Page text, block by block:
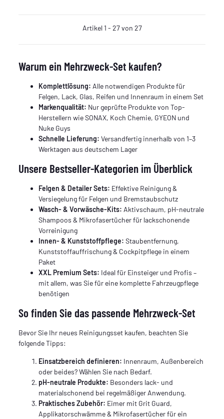
Artikel 1 - 27 von 27
Warum ein Mehrzweck-Set kaufen?
Komplettlösung: Alle notwendigen Produkte für
Felgen, Lack, Glas, Reifen und Innenraum in einem Set
Markenqualität: Nur geprüfte Produkte von Top-
Herstellern wie SONAX, Koch Chemie, GYEON und
Nuke Guys
Schnelle Lieferung: Versandfertig innerhalb von 1–3
Werktagen aus deutschem Lager
Unsere Bestseller-Kategorien im Überblick
Felgen & Detailer Sets: Effektive Reinigung &
Versiegelung für Felgen und Bremstaubschutz
Wasch- & Vorwäsche-Kits: Aktivschaum, pH-neutrale
Shampoos & Mikrofasertücher für lackschonende
Vorreinigung
Innen- & Kunststoffpflege: Staubentfernung,
Kunststoffauffrischung & Cockpitpflege in einem
Paket
XXL Premium Sets: Ideal für Einsteiger und Profis –
mit allem, was Sie für eine komplette Fahrzeugpflege
benötigen
So finden Sie das passende Mehrzweck-Set
Bevor Sie Ihr neues Reinigungsset kaufen, beachten Sie
folgende Tipps:
Einsatzbereich definieren: Innenraum, Außenbereich
oder beides? Wählen Sie nach Bedarf.
pH-neutrale Produkte: Besonders lack- und
materialschonend bei regelmäßiger Anwendung.
Praktisches Zubehör: Eimer mit Grit Guard,
Applikatorschwämme & Mikrofasertücher für ein